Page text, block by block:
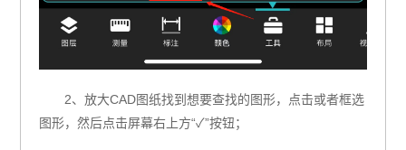
2、放大CAD图纸找到想要查找的图形，点击或者框选
图形，然后点击屏幕右上方“✓”按钮；